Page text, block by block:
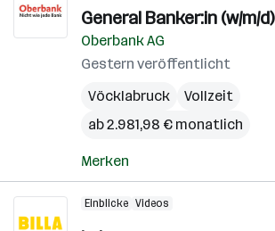
General Banker:in (w/m/d)
Oberbank AG
Gestern veröffentlicht
Vöcklabruck
Vollzeit
ab 2.981,98 € monatlich
Merken
Einblicke Videos